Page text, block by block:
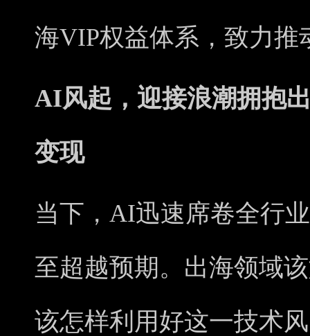
海VIP权益体系，致力
AI风起 ，迎接浪潮拥抱
变现
当下，AI迅速席卷全行
至超越预期。出海领域
该怎样利用好这一技术